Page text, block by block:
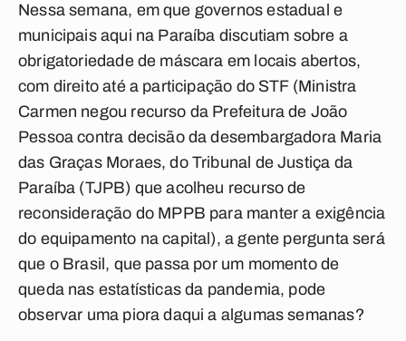
Nessa semana, em que governos estadual e
municipais aqui na Paraíba discutiam sobre a
obrigatoriedade de máscara em locais abertos,
com direito até a participação do STF (Ministra
Carmen negou recurso da Prefeitura de João
Pessoa contra decisão da desembargadora Maria
das Graças Moraes, do Tribunal de Justiça da
Paraíba (TJPB) que acolheu recurso de
reconsideração do MPPB para manter a exigência
do equipamento na capital), a gente pergunta será
que o Brasil, que passa por um momento de
queda nas estatísticas da pandemia, pode
observar uma piora daqui a algumas semanas?